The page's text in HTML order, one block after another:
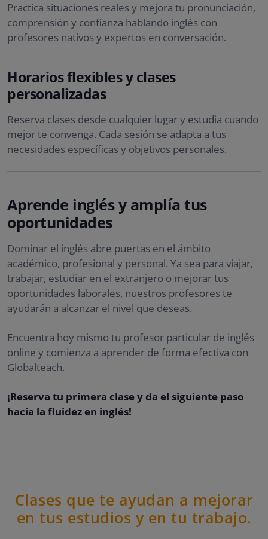
Practica situaciones reales y mejora tu pronunciación,
comprensión y confianza hablando inglés con
profesores nativos y expertos en conversación.
Horarios flexibles y clases
personalizadas
Reserva clases desde cualquier lugar y estudia cuando
mejor te convenga. Cada sesión se adapta a tus
necesidades específicas y objetivos personales.
Aprende inglés y amplía tus
oportunidades
Dominar el inglés abre puertas en el ámbito
académico, profesional y personal. Ya sea para viajar,
trabajar, estudiar en el extranjero o mejorar tus
oportunidades laborales, nuestros profesores te
ayudarán a alcanzar el nivel que deseas.
Encuentra hoy mismo tu profesor particular de inglés
online y comienza a aprender de forma efectiva con
Globalteach.
¡Reserva tu primera clase y da el siguiente paso
hacia la fluidez en inglés!
Clases que te ayudan a mejorar
en tus estudios y en tu trabajo.